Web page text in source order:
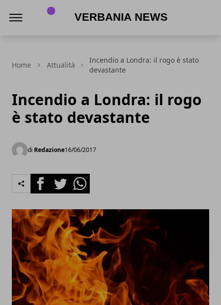
Home Attualità
Incendio a Londra: il rogo è stato
devastante
Incendio a Londra: il rogo
è stato devastante
di Redazione16/06/2017
FacebookTwitterWhatsapp